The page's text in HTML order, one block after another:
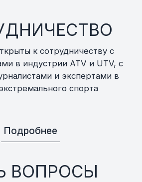
к сотрудничеству с
в индустрии ATV и UTV, с
и экспертами в
спорта
Подробнее
ВОПРОСЫ